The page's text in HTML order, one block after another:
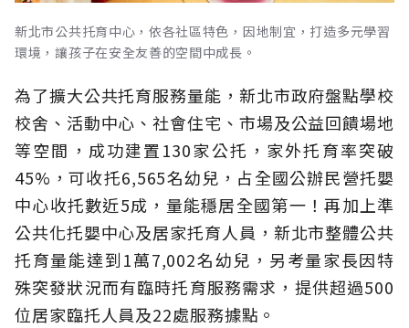
新北市公共托育中心，依各社區特色，因地制宜，打造多元學習
環境，讓孩子在安全友善的空間中成長。
為了擴大公共托育服務量能，新北市政府盤點學校
校舍、活動中心、社會住宅、市場及公益回饋場地
等空間，成功建置130家公托，家外托育率突破
45%，可收托6,565名幼兒，占全國公辦民營托嬰
中心收托數近5成，量能穩居全國第一！再加上準
公共化托嬰中心及居家托育人員，新北市整體公共
托育量能達到1萬7,002名幼兒，另考量家長因特
殊突發狀況而有臨時托育服務需求，提供超過500
位居家臨托人員及22處服務據點。